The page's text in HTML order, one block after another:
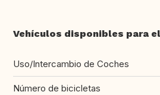
Vehículos disponibles para
Uso/Intercambio de Coches
Número de bicicletas